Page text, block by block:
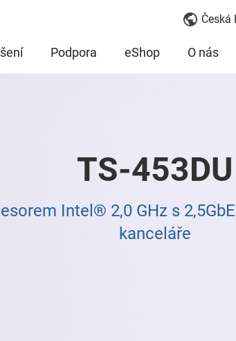
Česká
Podpora eShop O nás
TS-453DU
Intel® 2,0 GHz s
kanceláře